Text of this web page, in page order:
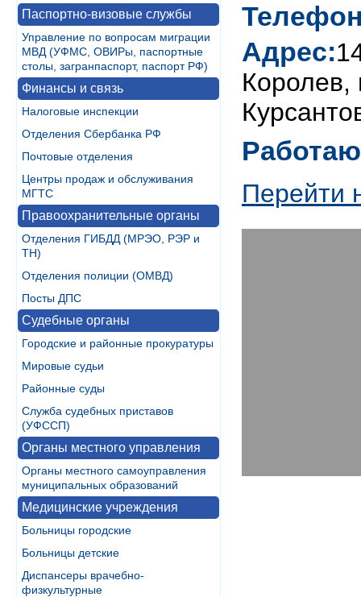
Паспортно-визовые службы
Управление по вопросам миграции
МВД (УФМС, ОВИРы, паспортные
столы, загранпаспорт, паспорт РФ)
Финансы и связь
Налоговые инспекции
Отделения Сбербанка РФ
Почтовые отделения
Центры продаж и обслуживания
МГТС
Правоохранительные органы
Отделения ГИБДД (МРЭО, РЭР и
ТН)
Отделения полиции (ОМВД)
Посты ДПС
Судебные органы
Городские и районные прокуратуры
Мировые судьи
Районные суды
Служба судебных приставов
(УФССП)
Органы местного управления
Органы местного самоуправления
муниципальных образований
Медицинские учреждения
Больницы городские
Больницы детские
Диспансеры врачебно-
физкультурные
Адрес:
Перейти